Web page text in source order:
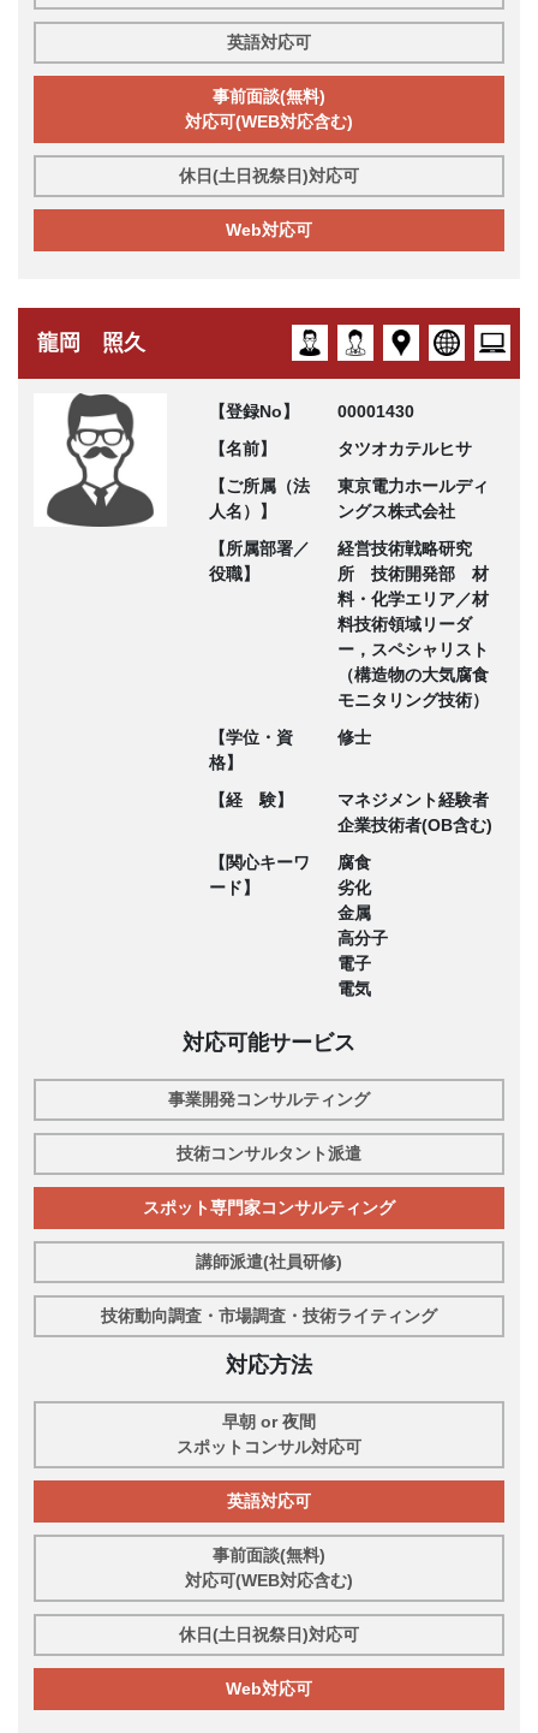
英語対応可
事前面談(無料)
対応可(WEB対応含む)
休日(土日祝祭日)対応可
Web対応可
龍岡 照久
【登録No】
00001430
【名前】
タツオカテルヒサ
【ご所属（法
人名）】
東京電力ホールディ
ングス株式会社
【所属部署／
役職】
経営技術戦略研究
所 技術開発部 材
料・化学エリア／材
料技術領域リーダ
ー，スペシャリスト
（構造物の大気腐食
モニタリング技術）
【学位・資
格】
修士
【経 験】
マネジメント経験者
企業技術者(OB含む)
【関心キーワ
ード】
腐食
劣化
金属
高分子
電子
電気
対応可能サービス
事業開発コンサルティング
技術コンサルタント派遣
スポット専門家コンサルティング
講師派遣(社員研修)
技術動向調査・市場調査・技術ライティング
対応方法
早朝 or 夜間
スポットコンサル対応可
英語対応可
事前面談(無料)
対応可(WEB対応含む)
休日(土日祝祭日)対応可
Web対応可